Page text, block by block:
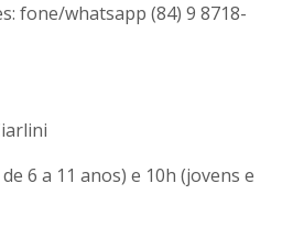
fone/whatsapp (84) 9 8718-
6 a 11 anos) e 10h (jovens e